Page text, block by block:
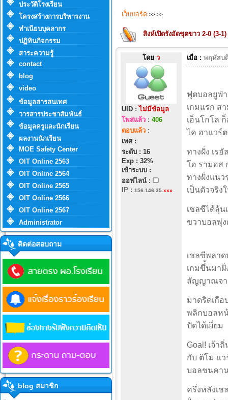
ประวัติโรงเรียน
โครงสร้างการบริหารงาน
ทำเนียบบุคลากร
ปฏิทินกิจกรรม
สาระความรู้
contact
blog
video
ข้อมูลสารสนเทศ
วารสารประชาสัมพันธ์
ข้อมูลครูและนักเรียน
ผลงานนักเรียน
MOE Safety Center
OIT Online 2563
OIT Online 2564
OIT Online 2565
OIT Online 2566
OIT Online 2567
Administrator
ติดต่อสอบถาม
blog สมาชิก
เว็บบอร์ด >> >>
สิงห์เปิดรังอัดชุดขาว 2-0 (3-
โดย ว
UID :ไม่มีข้อมูล
โพสแล้ว: 406
ตอบแล้ว:
เพศ :
ระดับ : 16
Exp : 32%
เข้าระบบ :
ออฟไลน์ :
IP : 156.146.35. xxx
เมื่อ : พฤหัสบ
ฟุตบอลยูฟ่
เกมแรก ส
เอ็นโกโล
ไค ฮาแวร์
ทางฝั่ง เร
โอ รามอส
ทางฝั่งแนว
เป็นตัวจริง
เชลซีได้ลุ้
ขวาบอลพุ่
เชลซีพลาด
เกมขึ่้นมาฝั่
สัญญาณจา
มาดริดเกือ
พลิกบอลหน้
ปัดได้เยี่ยม
Goal! เจ้า
กับ ติโม แ
บอลชนคา
ครึ่งหลังเ